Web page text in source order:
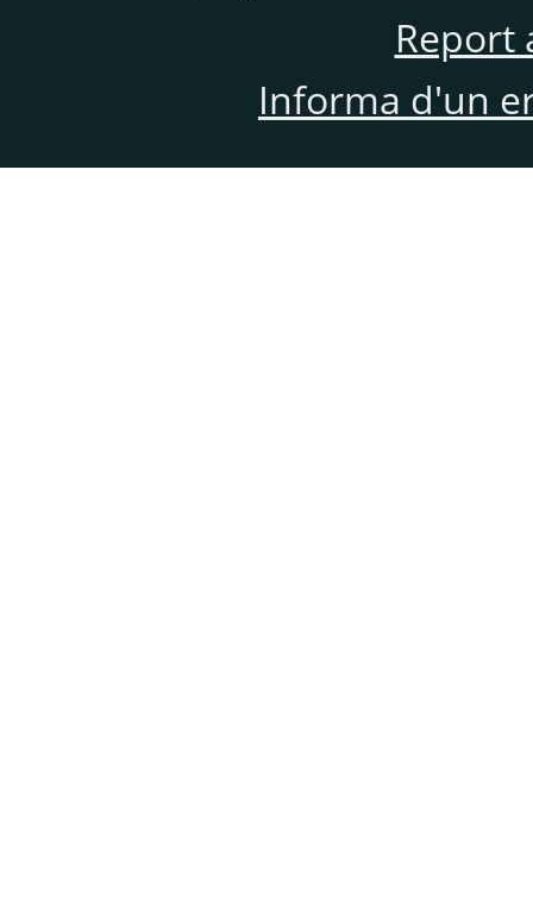
Report
Informa d'un